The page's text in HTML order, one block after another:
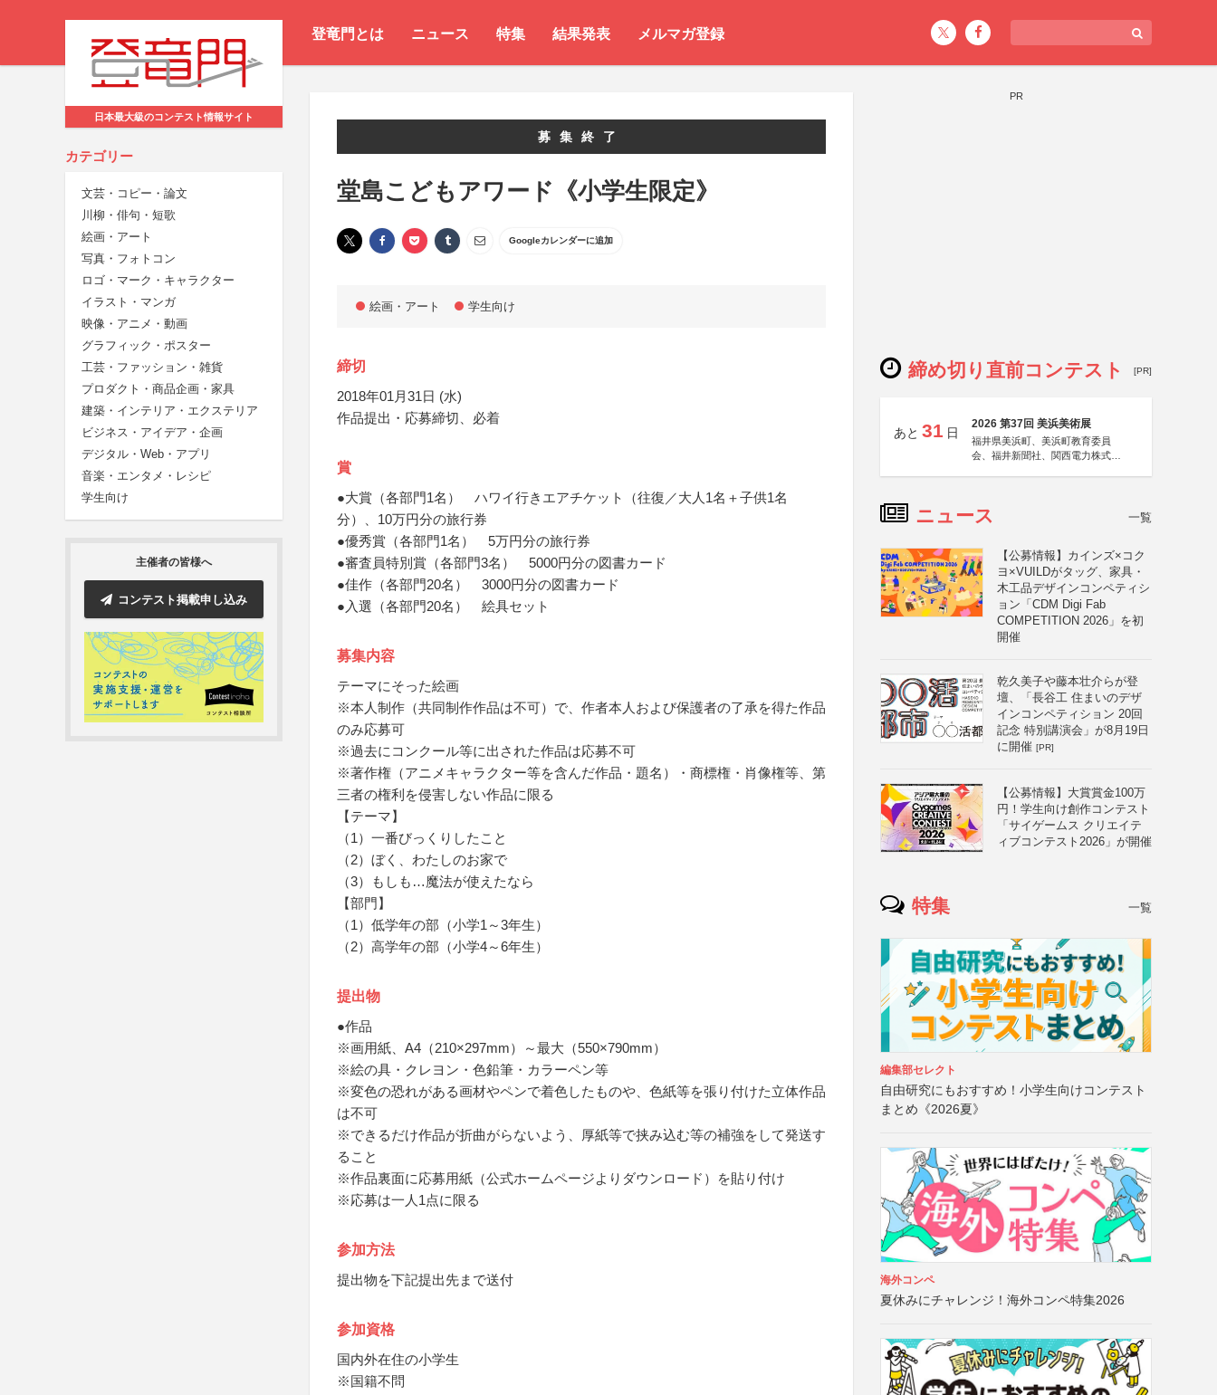
登竜門とは ニュース 特集 結果発表 メルマガ登録
日本最大級のコンテスト情報サイト
カテゴリー
文芸・コピー・論文
川柳・俳句・短歌
絵画・アート
写真・フォトコン
ロゴ・マーク・キャラクター
イラスト・マンガ
映像・アニメ・動画
グラフィック・ポスター
工芸・ファッション・雑貨
プロダクト・商品企画・家具
建築・インテリア・エクステリア
ビジネス・アイデア・企画
デジタル・Web・アプリ
音楽・エンタメ・レシピ
学生向け
主催者の皆様へ
コンテスト掲載申し込み
募集終了
堂島こどもアワード《小学生限定》
Googleカレンダーに追加
絵画・アート 学生向け
締切
2018年01月31日 (水)
作品提出・応募締切、必着
賞
●大賞（各部門1名） ハワイ行きエアチケット（往復／大人1名＋子供1名
分）、10万円分の旅行券
●優秀賞（各部門1名） 5万円分の旅行券
●審査員特別賞（各部門3名） 5000円分の図書カード
●佳作（各部門20名） 3000円分の図書カード
●入選（各部門20名） 絵具セット
募集内容
テーマにそった絵画
※本人制作（共同制作作品は不可）で、作者本人および保護者の了承を得た作品
のみ応募可
※過去にコンクール等に出された作品は応募不可
※著作権（アニメキャラクター等を含んだ作品・題名）・商標権・肖像権等、第
三者の権利を侵害しない作品に限る
【テーマ】
（1）一番びっくりしたこと
（2）ぼく、わたしのお家で
（3）もしも…魔法が使えたなら
【部門】
（1）低学年の部（小学1～3年生）
（2）高学年の部（小学4～6年生）
提出物
●作品
※画用紙、A4（210×297mm）～最大（550×790mm）
※絵の具・クレヨン・色鉛筆・カラーペン等
※変色の恐れがある画材やペンで着色したものや、色紙等を張り付けた立体作品
は不可
※できるだけ作品が折曲がらないよう、厚紙等で挟み込む等の補強をして発送す
ること
※作品裏面に応募用紙（公式ホームページよりダウンロード）を貼り付け
※応募は一人1点に限る
参加方法
提出物を下記提出先まで送付
参加資格
国内外在住の小学生
※国籍不問
PR
締め切り直前コンテスト [PR]
あと 31 日
2026 第37回 美浜美術展
福井県美浜町、美浜町教育委員
会、福井新聞社、関西電力株式会
ニュース 一覧
【公募情報】カインズ×コク
ヨ×VUILDがタッグ、家具・
木工品デザインコンペティシ
ョン「CDM Digi Fab
COMPETITION 2026」を初
開催
乾久美子や藤本壮介らが登
壇、「長谷工 住まいのデザ
インコンペティション 20回
記念 特別講演会」が8月19日
に開催 [PR]
【公募情報】大賞賞金100万
円！学生向け創作コンテスト
「サイゲームス クリエイテ
ィブコンテスト2026」が開催
特集 一覧
編集部セレクト
自由研究にもおすすめ！小学生向けコンテスト
まとめ《2026夏》
海外コンペ
夏休みにチャレンジ！海外コンペ特集2026